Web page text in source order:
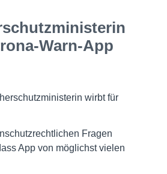
Warn-App
wirbt für
Fragen
App von möglichst vielen